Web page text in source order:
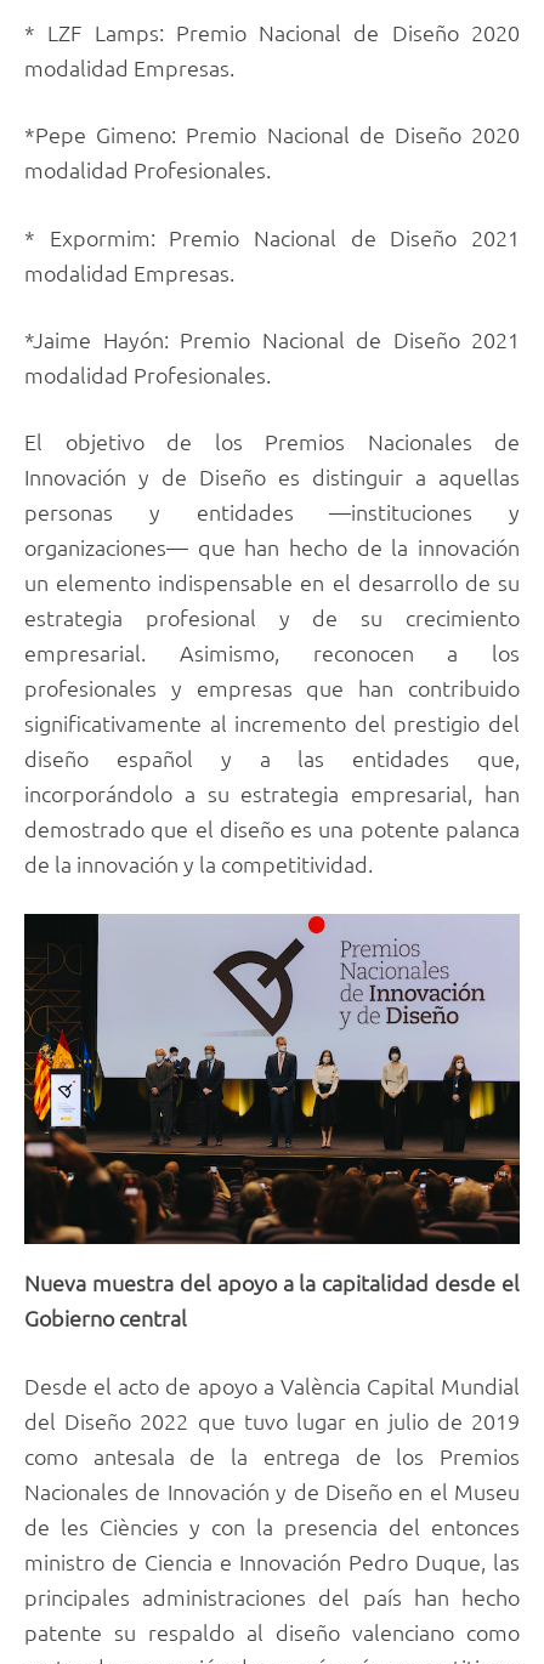
* LZF Lamps: Premio Nacional de Diseño 2020
modalidad Empresas.
*Pepe Gimeno: Premio Nacional de Diseño 2020
modalidad Profesionales.
* Expormim: Premio Nacional de Diseño 2021
modalidad Empresas.
*Jaime Hayón: Premio Nacional de Diseño 2021
modalidad Profesionales.
El objetivo de los Premios Nacionales de
Innovación y de Diseño es distinguir a aquellas
personas y entidades —instituciones y
organizaciones— que han hecho de la innovación
un elemento indispensable en el desarrollo de su
estrategia profesional y de su crecimiento
empresarial. Asimismo, reconocen a los
profesionales y empresas que han contribuido
significativamente al incremento del prestigio del
diseño español y a las entidades que,
incorporándolo a su estrategia empresarial, han
demostrado que el diseño es una potente palanca
de la innovación y la competitividad.
Nueva muestra del apoyo a la capitalidad desde el
Gobierno central
Desde el acto de apoyo a València Capital Mundial
del Diseño 2022 que tuvo lugar en julio de 2019
como antesala de la entrega de los Premios
Nacionales de Innovación y de Diseño en el Museu
de les Ciències y con la presencia del entonces
ministro de Ciencia e Innovación Pedro Duque, las
principales administraciones del país han hecho
patente su respaldo al diseño valenciano como